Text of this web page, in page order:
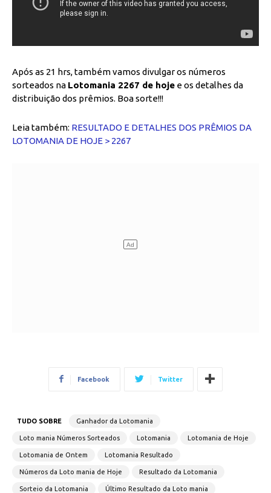
Após as 21 hrs, também vamos divulgar os números
sorteados na Lotomania 2267 de hoje e os detalhes da
distribuição dos prêmios. Boa sorte!!!
Leia também: RESULTADO E DETALHES DOS PRÊMIOS DA
LOTOMANIA DE HOJE > 2267
Facebook Twitter
TUDO SOBRE Ganhador da Lotomania
Loto mania Números Sorteados Lotomania Lotomania de Hoje
Lotomania de Ontem Lotomania Resultado
Números da Loto mania de Hoje Resultado da Lotomania
Sorteio da Lotomania Último Resultado da Loto mania